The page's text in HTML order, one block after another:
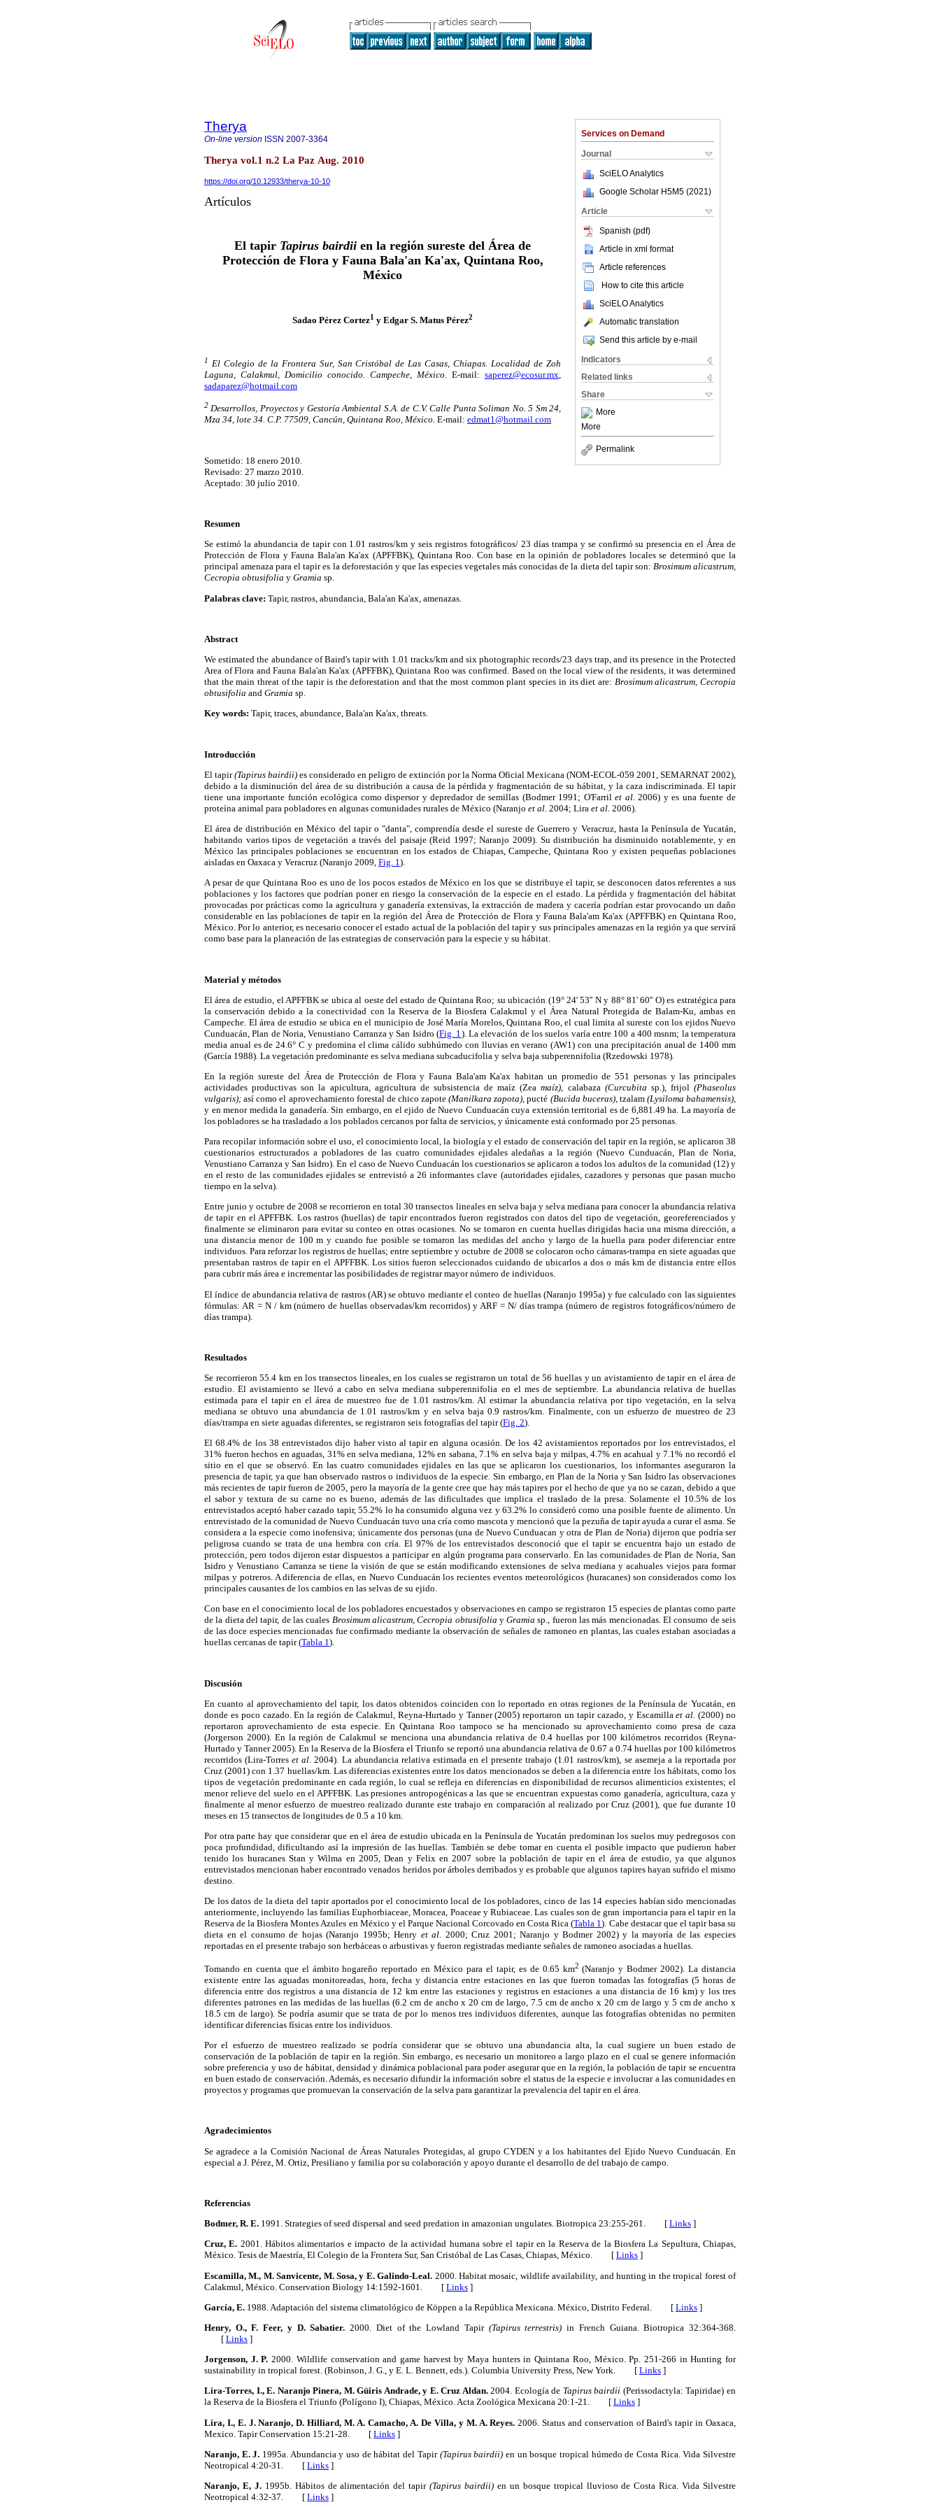
Services on Demand
Journal
SciELO Analytics
Google Scholar H5M5 (2021 )
Article
Spanish (pdf)
Article in xml format
Article references
How to cite this article
SciELO Analytics
Automatic translation
Send this article by e-mail
Indicators
Related links
Share
More
More
Permalink
Therya
On-line version ISSN 2007-3364
Therya vol.1 n.2 La Paz Aug. 2010
https://doi.org/10.12933/therya-10-10
Artículos
El tapir Tapirus bairdii en la región sureste del Área de
Protección de Flora y Fauna Bala'an Ka'ax, Quintana Roo,
México
Sadao Pérez Cortez1 y Edgar S. Matus Pérez2
1
El Colegio de la Frontera Sur, San Cristóbal de Las Casas, Chiapas. Localidad de Zoh
Laguna, Calakmul, Domicilio conocido. Campeche, México.
E-mail: saperez@ecosur.mx
sadaparez@hotmail.com
2 Desarrollos, Proyectos y Gestoría Ambiental S.A. de C.V. Calle Punta Soliman No. 5 Sm 24,
Mza 34, lote 34. C.P. 77509, Cancún, Quintana Roo, México. E-mail: edmat1@hotmail.com
Sometido: 18 enero 2010.
Revisado: 27 marzo 2010.
Aceptado: 30 julio 2010.
Resumen
Se estimó la abundancia de tapir con 1.01 rastros/km y seis registros fotográficos/ 23 días trampa y se confirmó su presencia en el Área de
Protección de Flora y Fauna Bala'an Ka'ax (APFFBK), Quintana Roo. Con base en la opinión de pobladores locales se determinó que la
principal amenaza para el tapir es la deforestación y que las especies vegetales más conocidas de la dieta del tapir son: Brosimum alicastrum,
Cecropia obtusifolia y Gramia sp.
Palabras clave: Tapir, rastros, abundancia, Bala'an Ka'ax, amenazas.
Abstract
We estimated the abundance of Baird's tapir with 1.01 tracks/km and six photographic records/23 days trap, and its presence in the Protected
Area of Flora and Fauna Bala'an Ka'ax (APFFBK), Quintana Roo was confirmed. Based on the local view of the residents, it was determined
that the main threat of the tapir is the deforestation and that the most common plant species in its diet are: Brosimum alicastrum, Cecropia
obtusifolia and Gramia sp.
Key words: Tapir, traces, abundance, Bala'an Ka'ax, threats.
Introducción
El tapir(Tapirus bairdii) es considerado en peligro de extinción por la Norma Oficial Mexicana (NOM-ECOL-059 2001, SEMARNAT 2002),
debido a la disminución del área de su distribución a causa de la pérdida y fragmentación de su hábitat, y la caza indiscriminada. El tapir
tiene una importante función ecológica como dispersor y depredador de semillas (Bodmer 1991; O'Farrilet al. 2006) y es una fuente de
proteína animal para pobladores en algunas comunidades rurales de México (Naranjo et al. 2004; Lira et al. 2006).
El área de distribución en México del tapir o "danta", comprendía desde el sureste de Guerrero y Veracruz, hasta la Península de Yucatán,
habitando varios tipos de vegetación a través del paisaje (Reid 1997; Naranjo 2009). Su distribución ha disminuido notablemente, y en
México las principales poblaciones se encuentran en los estados de Chiapas, Campeche, Quintana Roo y existen pequeñas poblaciones
aisladas en Oaxaca y Veracruz (Naranjo 2009, Fig. 1).
A pesar de que Quintana Roo es uno de los pocos estados de México en los que se distribuye el tapir, se desconocen datos referentes a sus
poblaciones y los factores que podrían poner en riesgo la conservación de la especie en el estado. La pérdida y fragmentación del hábitat
provocadas por prácticas como la agricultura y ganadería extensivas, la extracción de madera y cacería podrían estar provocando un daño
considerable en las poblaciones de tapir en la región del Área de Protección de Flora y Fauna Bala'am Ka'ax (APFFBK) en Quintana Roo,
México. Por lo anterior, es necesario conocer el estado actual de la población del tapir y sus principales amenazas en la región ya que servirá
como base para la planeación de las estrategias de conservación para la especie y su hábitat.
Material y métodos
El área de estudio, el APFFBK se ubica al oeste del estado de Quintana Roo; su ubicación (19° 24' 53'' N y 88° 81' 60'' O) es estratégica para
la conservación debido a la conectividad con la Reserva de la Biosfera Calakmul y el Área Natural Protegida de Balam-Ku, ambas en
Campeche. El área de estudio se ubica en el municipio de José María Morelos, Quintana Roo, el cual limita al sureste con los ejidos Nuevo
Cunduacán, Plan de Noria, Venustiano Carranza y San Isidro (Fig. 1 ). La elevación de los suelos varía entre 100 a 400 msnm; la temperatura
media anual es de 24.6° C y predomina el clima cálido subhúmedo con lluvias en verano (AW1) con una precipitación anual de 1400 mm
(García 1988). La vegetación predominante es selva mediana subcaducifolia y selva baja subperennifolia (Rzedowski 1978).
En la región sureste del Área de Protección de Flora y Fauna Bala'am Ka'ax habitan un promedio de 551 personas y las principales
actividades productivas son la apicultura, agricultura de subsistencia de maíz (Zeamaíz), calabaza (Curcubita sp.), frijol (Phaseolus
vulgaris); así como el aprovechamiento forestal de chico zapote(Manilkara zapota), pucté (Bucida buceras), tzalam (Lysiloma bahamensis),
y en menor medida la ganadería. Sin embargo, en el ejido de Nuevo Cunduacán cuya extensión territorial es de 6,881.49 ha. La mayoría de
los pobladores se ha trasladado a los poblados cercanos por falta de servicios, y únicamente está conformado por 25 personas.
Para recopilar información sobre el uso, el conocimiento local, la biología y el estado de conservación del tapir en la región, se aplicaron 38
cuestionarios estructurados a pobladores de las cuatro comunidades ejidales aledañas a la región (Nuevo Cunduacán, Plan de Noria,
Venustiano Carranza y San Isidro). En el caso de Nuevo Cunduacán los cuestionarios se aplicaron a todos los adultos de la comunidad (12) y
en el resto de las comunidades ejidales se entrevistó a 26 informantes clave (autoridades ejidales, cazadores y personas que pasan mucho
tiempo en la selva).
Entre junio y octubre de 2008 se recorrieron en total 30 transectos lineales en selva baja y selva mediana para conocer la abundancia relativa
de tapir en el APFFBK. Los rastros (huellas) de tapir encontrados fueron registrados con datos del tipo de vegetación, georeferenciados y
finalmente se eliminaron para evitar su conteo en otras ocasiones. No se tomaron en cuenta huellas dirigidas hacia una misma dirección, a
una distancia menor de 100 m y cuando fue posible se tomaron las medidas del ancho y largo de la huella para poder diferenciar entre
individuos. Para reforzar los registros de huellas; entre septiembre y octubre de 2008 se colocaron ocho cámaras-trampa en siete aguadas que
presentaban rastros de tapir en el APFFBK. Los sitios fueron seleccionados cuidando de ubicarlos a dos o más km de distancia entre ellos
para cubrir más área e incrementar las posibilidades de registrar mayor número de individuos.
El índice de abundancia relativa de rastros (AR) se obtuvo mediante el conteo de huellas (Naranjo 1995a) y fue calculado con las siguientes
fórmulas: AR = N / km (número de huellas observadas/km recorridos) y ARF = N/ días trampa (número de registros fotográficos/número de
días trampa).
Resultados
Se recorrieron 55.4 km en los transectos lineales, en los cuales se registraron un total de 56 huellas y un avistamiento de tapir en el área de
estudio. El avistamiento se llevó a cabo en selva mediana subperennifolia en el mes de septiembre. La abundancia relativa de huellas
estimada para el tapir en el área de muestreo fue de 1.01 rastros/km. Al estimar la abundancia relativa por tipo vegetación, en la selva
mediana se obtuvo una abundancia de 1.01 rastros/km y en selva baja 0.9 rastros/km. Finalmente, con un esfuerzo de muestreo de 23
días/trampa en siete aguadas diferentes, se registraron seis fotografías del tapir (Fig. 2).
El 68.4% de los 38 entrevistados dijo haber visto al tapir en alguna ocasión. De los 42 avistamientos reportados por los entrevistados, el
31% fueron hechos en aguadas, 31% en selva mediana, 12% en sabana, 7.1% en selva baja y milpas, 4.7% en acahual y 7.1% no recordó el
sitio en el que se observó. En las cuatro comunidades ejidales en las que se aplicaron los cuestionarios, los informantes aseguraron la
presencia de tapir, ya que han observado rastros o individuos de la especie. Sin embargo, en Plan de la Noria y San Isidro las observaciones
más recientes de tapir fueron de 2005, pero la mayoría de la gente cree que hay más tapires por el hecho de que ya no se cazan, debido a que
el sabor y textura de su carne no es bueno, además de las dificultades que implica el traslado de la presa. Solamente el 10.5% de los
entrevistados aceptó haber cazado tapir, 55.2% lo ha consumido alguna vez y 63.2% lo consideró como una posible fuente de alimento. Un
entrevistado de la comunidad de Nuevo Cunduacán tuvo una cría como mascota y mencionó que la pezuña de tapir ayuda a curar el asma. Se
considera a la especie como inofensiva; únicamente dos personas (una de Nuevo Cunduacan y otra de Plan de Noria) dijeron que podría ser
peligrosa cuando se trata de una hembra con cría. El 97% de los entrevistados desconoció que el tapir se encuentra bajo un estado de
protección, pero todos dijeron estar dispuestos a participar en algún programa para conservarlo. En las comunidades de Plan de Noria, San
Isidro y Venustiano Carranza se tiene la visión de que se están modificando extensiones de selva mediana y acahuales viejos para formar
milpas y potreros. A diferencia de ellas, en Nuevo Cunduacán los recientes eventos meteorológicos (huracanes) son considerados como los
principales causantes de los cambios en las selvas de su ejido.
Con base en el conocimiento local de los pobladores encuestados y observaciones en campo se registraron 15 especies de plantas como parte
de la dieta del tapir, de las cuales Brosimum alicastrum, Cecropia obtusifolia yGramia sp., fueron las más mencionadas. El consumo de seis
de las doce especies mencionadas fue confirmado mediante la observación de señales de ramoneo en plantas, las cuales estaban asociadas a
huellas cercanas de tapir (Tabla 1).
Discusión
En cuanto al aprovechamiento del tapir, los datos obtenidos coinciden con lo reportado en otras regiones de la Península de Yucatán, en
donde es poco cazado. En la región de Calakmul, Reyna-Hurtado y Tanner (2005) reportaron un tapir cazado, y Escamillaet al. (2000) no
reportaron aprovechamiento de esta especie. En Quintana Roo tampoco se ha mencionado su aprovechamiento como presa de caza
(Jorgerson 2000). En la región de Calakmul se menciona una abundancia relativa de 0.4 huellas por 100 kilómetros recorridos (Reyna-
Hurtado y Tanner 2005). En la Reserva de la Biosfera el Triunfo se reportó una abundancia relativa de 0.67 a 0.74 huellas por 100 kilómetros
recorridos (Lira-Torreset al. 2004). La abundancia relativa estimada en el presente trabajo (1.01 rastros/km), se asemeja a la reportada por
Cruz (2001) con 1.37 huellas/km. Las diferencias existentes entre los datos mencionados se deben a la diferencia entre los hábitats, como los
tipos de vegetación predominante en cada región, lo cual se refleja en diferencias en disponibilidad de recursos alimenticios existentes; el
menor relieve del suelo en el APFFBK. Las presiones antropogénicas a las que se encuentran expuestas como ganadería, agricultura, caza y
finalmente al menor esfuerzo de muestreo realizado durante este trabajo en comparación al realizado por Cruz (2001), que fue durante 10
meses en 15 transectos de longitudes de 0.5 a 10 km.
Por otra parte hay que considerar que en el área de estudio ubicada en la Península de Yucatán predominan los suelos muy pedregosos con
poca profundidad, dificultando así la impresión de las huellas. También se debe tomar en cuenta el posible impacto que pudieron haber
tenido los huracanes Stan y Wilma en 2005, Dean y Felix en 2007 sobre la población de tapir en el área de estudio, ya que algunos
entrevistados mencionan haber encontrado venados heridos por árboles derribados y es probable que algunos tapires hayan sufrido el mismo
destino.
De los datos de la dieta del tapir aportados por el conocimiento local de los pobladores, cinco de las 14 especies habían sido mencionadas
anteriormente, incluyendo las familias Euphorbiaceae, Moracea, Poaceae y Rubiaceae. Las cuales son de gran importancia para el tapir en la
Reserva de la Biosfera Montes Azules en México y el Parque Nacional Corcovado en Costa Rica (Tabla 1). Cabe destacar que el tapir basa su
dieta en el consumo de hojas (Naranjo 1995b; Henry et al. 2000; Cruz 2001; Naranjo y Bodmer 2002) y la mayoría de las especies
reportadas en el presente trabajo son herbáceas o arbustivas y fueron registradas mediante señales de ramoneo asociadas a huellas.
Tomando en cuenta que el ámbito hogareño reportado en México para el tapir, es de 0.65 km2 (Naranjo y Bodmer 2002). La distancia
existente entre las aguadas monitoreadas, hora, fecha y distancia entre estaciones en las que fueron tomadas las fotografías (5 horas de
diferencia entre dos registros a una distancia de 12 km entre las estaciones y registros en estaciones a una distancia de 16 km) y los tres
diferentes patrones en las medidas de las huellas (6.2 cm de ancho x 20 cm de largo, 7.5 cm de ancho x 20 cm de largo y 5 cm de ancho x
18.5 cm de largo). Se podría asumir que se trata de por lo menos tres individuos diferentes, aunque las fotografías obtenidas no permiten
identificar diferencias físicas entre los individuos.
Por el esfuerzo de muestreo realizado se podría considerar que se obtuvo una abundancia alta, la cual sugiere un buen estado de
conservación de la población de tapir en la región. Sin embargo, es necesario un monitoreo a largo plazo en el cual se genere información
sobre preferencia y uso de hábitat, densidad y dinámica poblacional para poder asegurar que en la región, la población de tapir se encuentra
en buen estado de conservación. Además, es necesario difundir la información sobre el status de la especie e involucrar a las comunidades en
proyectos y programas que promuevan la conservación de la selva para garantizar la prevalencia del tapir en el área.
Agradecimientos
Se agradece a la Comisión Nacional de Áreas Naturales Protegidas, al grupo CYDEN y a los habitantes del Ejido Nuevo Cunduacán. En
especial a J. Pérez, M. Ortiz, Presiliano y familia por su colaboración y apoyo durante el desarrollo de del trabajo de campo.
Referencias
Bodmer, R. E. 1991. Strategies of seed dispersal and seed predation in amazonian ungulates. Biotropica 23:255-261. [ Links ]
Cruz, E. 2001. Hábitos alimentarios e impacto de la actividad humana sobre el tapir en la Reserva de la Biosfera La Sepultura, Chiapas,
México. Tesis de Maestría, El Colegio de la Frontera Sur, San Cristóbal de Las Casas, Chiapas, México. [ Links ]
Escamilla, M., M. Sanvicente, M. Sosa, y E. Galindo-Leal. 2000. Habitat mosaic, wildlife availability, and hunting in the tropical forest of
Calakmul, México. Conservation Biology 14:1592-1601. [ Links ]
García, E. 1988. Adaptación del sistema climatológico de Köppen a la República Mexicana. México, Distrito Federal. [ Links ]
Henry, O., F. Feer, y D. Sabatier. 2000. Diet of the Lowland Tapir (Tapirus terrestris) in French Guiana. Biotropica 32:364-368.
[ Links ]
Jorgenson, J. P. 2000. Wildlife conservation and game harvest by Maya hunters in Quintana Roo, México. Pp. 251-266 in Hunting for
sustainability in tropical forest. (Robinson, J. G., y E. L. Bennett, eds.). Columbia University Press, New York. [ Links ]
Lira-Torres, I., E. Naranjo Pinera, M. Güiris Andrade, y E. Cruz Aldan.2004. Ecología de Tapirus bairdii (Perissodactyla: Tapiridae) en
la Reserva de la Biosfera el Triunfo (Polígono I), Chiapas, México. Acta Zoológica Mexicana 20:1-21. [ Links ]
Lira, I., E. J. Naranjo, D. Hilliard, M. A. Camacho, Α. De Villa, y M. A. Reyes. 2006. Status and conservation of Baird's tapir in Oaxaca,
Mexico. Tapir Conservation 15:21-28. [ Links ]
Naranjo, E. J. 1995a. Abundancia y uso de hábitat del Tapir (Tapirus bairdii) en un bosque tropical húmedo de Costa Rica. Vida Silvestre
Neotropical 4:20-31. [ Links ]
Naranjo, E, J.1995b. Hábitos de alimentación del tapir(Tapirus bairdii) en un bosque tropical lluvioso de Costa Rica. Vida Silvestre
Neotropical 4:32-37. [ Links ]